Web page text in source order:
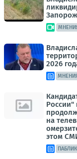
2026
России"
на
этом